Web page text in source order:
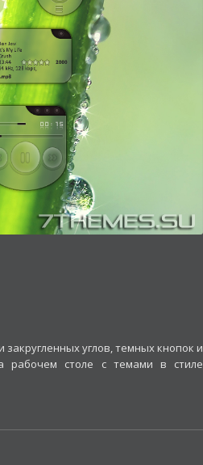
углов, темных кнопок и
рабочем столе с темами в стиле